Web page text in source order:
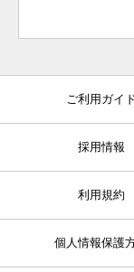
ご利用ガイ
採用情報
利用規約
個人情報保護